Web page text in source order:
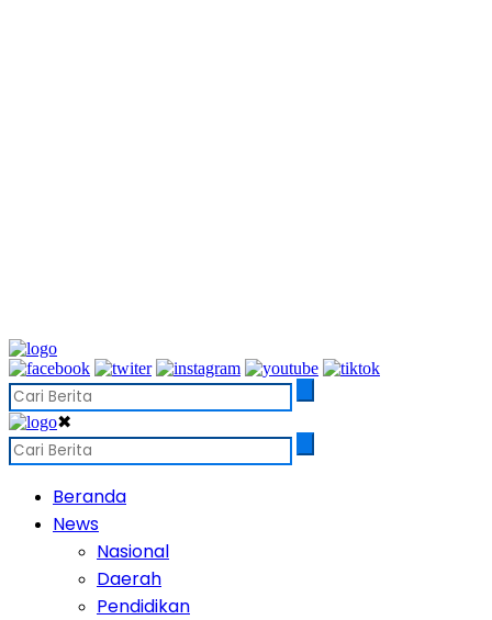
✖
Beranda
News
Nasional
Daerah
Pendidikan